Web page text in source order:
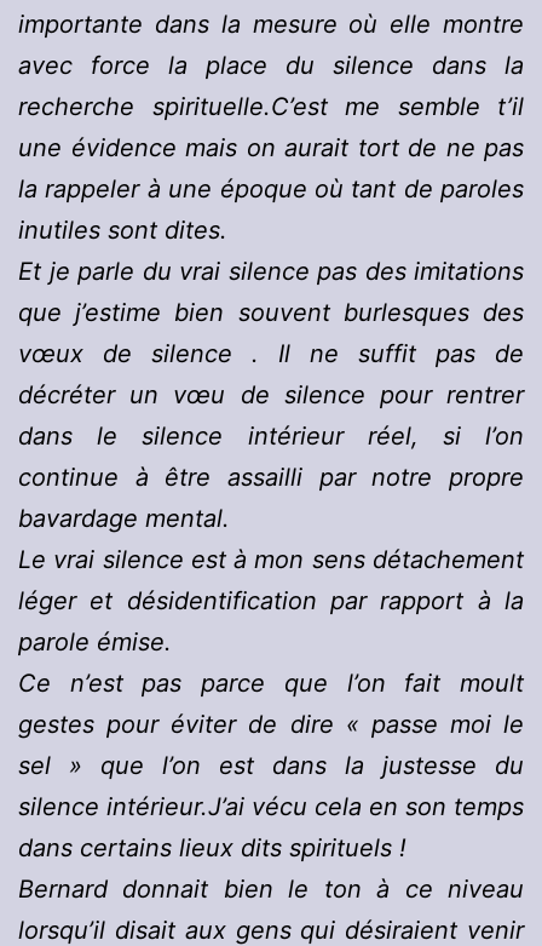
importante dans la mesure où elle montre
avec force la place du silence dans la
recherche spirituelle.C’est me semble t’il
une évidence mais on aurait tort de ne pas
la rappeler à une époque où tant de paroles
inutiles sont dites.
Et je parle du vrai silence pas des imitations
que j’estime bien souvent burlesques des
vœux de silence . Il ne suffit pas de
décréter un vœu de silence pour rentrer
dans le silence intérieur réel, si l’on
continue à être assailli par notre propre
bavardage mental.
Le vrai silence est à mon sens détachement
léger et désidentification par rapport à la
parole émise.
Ce n’est pas parce que l’on fait moult
gestes pour éviter de dire « passe moi le
sel » que l’on est dans la justesse du
silence intérieur.J’ai vécu cela en son temps
dans certains lieux dits spirituels !
Bernard donnait bien le ton à ce niveau
lorsqu’il disait aux gens qui désiraient venir